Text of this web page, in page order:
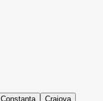
Constanța
Craiova